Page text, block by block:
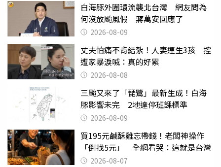
白海豚外圍環流襲北台灣 網友問為
何沒放颱風假 蔣萬安回應了
2026-08-09
丈夫怕痛不肯結紮！人妻連生3孩 控
遭家暴淚喊：真的好累
2026-08-08
三颱又來了「琵鷺」最新生成！白海
豚影響未完 2地達停班課標準
2026-08-09
買195元鹹酥雞忘帶錢！老闆神操作
「倒找5元」 全網看哭：這就是台灣
2026-08-07